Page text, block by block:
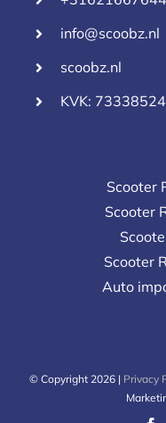
info@scoobz.nl
scoobz.nl
KVK: 73338524
Scooter
Scooter
Scooter
Auto
© Copyright 2026 | Privacy